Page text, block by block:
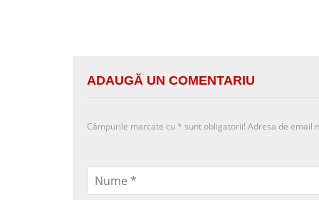
ADAUGĂ UN COMENTARIU
Câmpurile marcate cu * sunt obligatorii! Adresa de email